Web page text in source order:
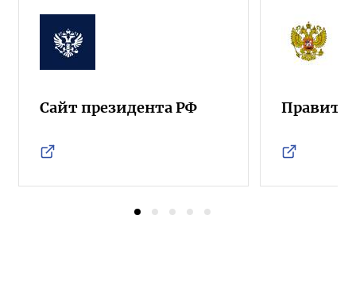
Сайт президента РФ